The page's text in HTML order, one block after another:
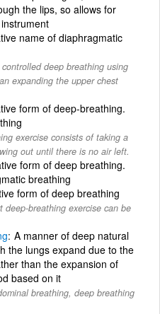
the lips, so allows for
name of diaphragmatic
deep breathing using
expanding the upper chest
form of deep-breathing.
exercise consists of taking a
out until there is no air left.
form of deep breathing.
breathing
form of deep breathing
breathing exercise can be
A manner of deep natural
the lungs expand due to the
than the expansion of
based on it
breathing, deep breathing